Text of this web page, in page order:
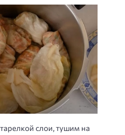
слои, тушим на